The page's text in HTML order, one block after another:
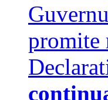
promite